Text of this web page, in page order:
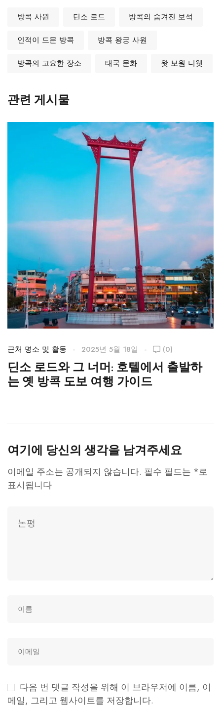
방콕 사원 딘소 로드 방콕의 숨겨진 보석
인적이 드문 방콕 방콕 왕궁 사원
방콕의 고요한 장소 태국 문화 왓 보원 니웻
관련 게시물
근처 명소 및 활동 2025년 5월 18일 (0)
딘소 로드와 그 너머: 호텔에서 출발하
는 옛 방콕 도보 여행 가이드
여기에 당신의 생각을 남겨주세요
이메일 주소는 공개되지 않습니다. 필수 필드는 *로
표시됩니다
다음 번 댓글 작성을 위해 이 브라우저에 이름, 이
메일, 그리고 웹사이트를 저장합니다.